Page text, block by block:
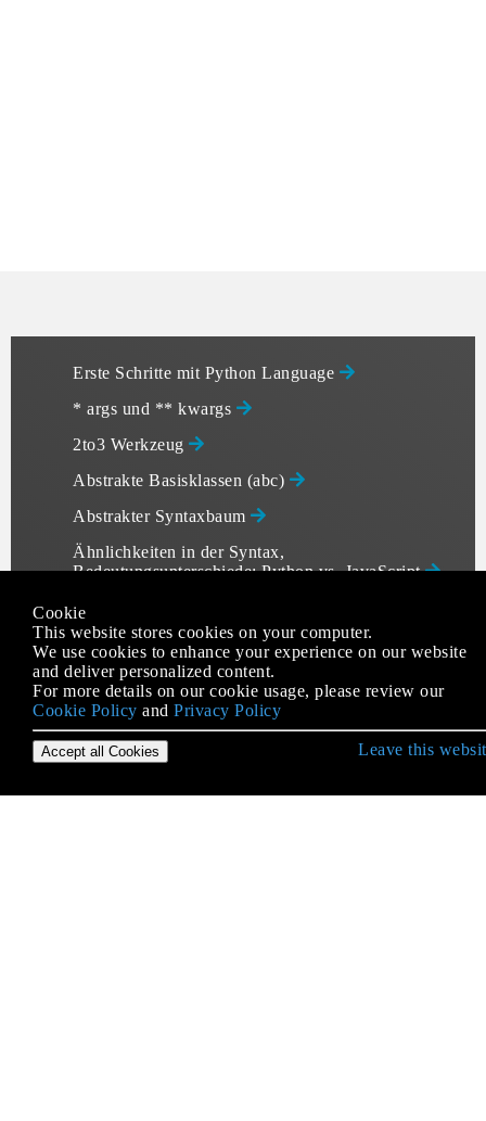
Erste Schritte mit Python Language
* args und ** kwargs
2to3 Werkzeug
Abstrakte Basisklassen (abc)
Abstrakter Syntaxbaum
Ähnlichkeiten in der Syntax,
Bedeutungsunterschiede: Python vs. JavaScript
Alternativen zum Wechseln von Anweisungen aus
anderen Sprachen
ArcPy
Arrays
Asyncio-Modul
Cookie
This website stores cookies on your computer.
We use cookies to enhance your experience on our website
and deliver personalized content.
For more details on our cookie usage, please review our
Cookie Policy and Privacy Policy
Accept all Cookies Leave this